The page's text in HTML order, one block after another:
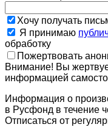
Хочу получать
Я принимаю
обработку
Пожертвовать
Внимание! Вы
информацией
Информация о
в Русфонд в течение
Отписаться от